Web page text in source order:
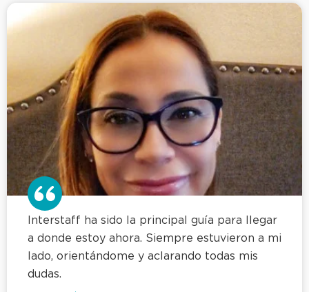
Interstaff ha sido la principal guía para llegar
a donde estoy ahora. Siempre estuvieron a mi
lado, orientándome y aclarando todas mis
dudas.